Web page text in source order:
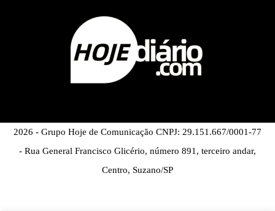
2026 - Grupo Hoje de Comunicação CNPJ: 29.151.667/0001-77
- Rua General Francisco Glicério, número 891, terceiro andar,
Centro, Suzano/SP